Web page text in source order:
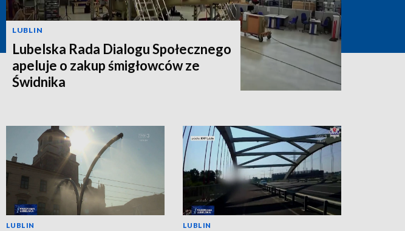
LUBLIN
Lubelska Rada Dialogu Społecznego
apeluje o zakup śmigłowców ze
Świdnika
LUBLIN LUBLIN